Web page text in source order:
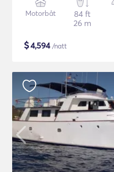
Motorbåt
84 ft
26 m
$4,594/natt